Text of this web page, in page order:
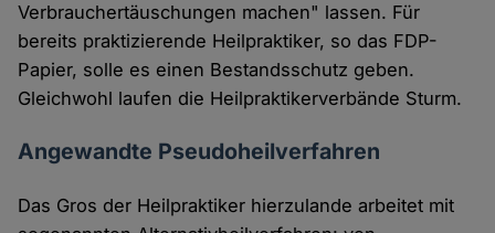
Verbrauchertäuschungen machen" lassen. Für
bereits praktizierende Heilpraktiker, so das FDP-
Papier, solle es einen Bestandsschutz geben.
Gleichwohl laufen die Heilpraktikerverbände Sturm.
Angewandte Pseudoheilverfahren
Das Gros der Heilpraktiker hierzulande arbeitet mit